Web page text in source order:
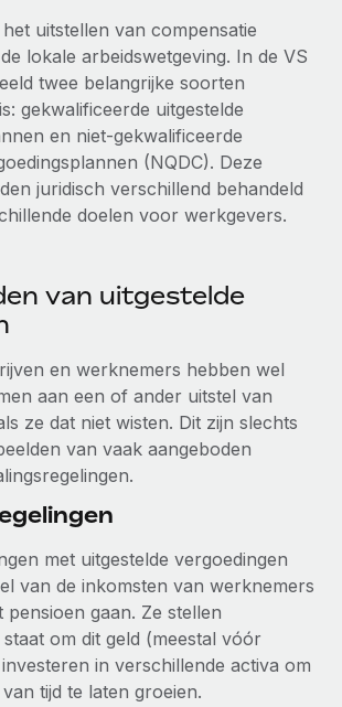
wereldwijd IT-middelen
entiteiten op
moeiteloos over
samenwerking tussen
en Remote voor zzp- en payroll-
een oogopslag Reverse Tech, een start-
van Remote: Gusto- en Xero-
Contractor Management Plus
van Remote om alle soorten bedrijven
aannemen, beheren en...
werknemers in 19 landen
leider in de wereldwijde
zet zich sinds 2016...
uitstellen van compensatie
lokale arbeidswetgeving. In de VS
twee belangrijke soorten
gekwalificeerde uitgestelde
en niet-gekwalificeerde
(NQDC). Deze
juridisch verschillend behandeld
doelen voor werkgevers.
van uitgestelde
en werknemers hebben wel
aan een of ander uitstel van
ze dat niet wisten. Dit zijn slechts
van vaak aangeboden
met uitgestelde vergoedingen
van de inkomsten van werknemers
pensioen gaan. Ze stellen
om dit geld (meestal vóór
in verschillende activa om
tijd te laten groeien.